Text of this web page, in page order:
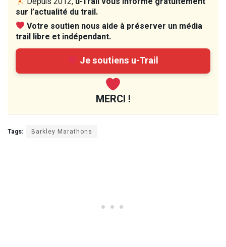
sur l’actualité du trail.
Votre soutien nous aide à préserver un média
trail libre et indépendant.
Je soutiens u-Trail
MERCI !
Tags: Barkley Marathons